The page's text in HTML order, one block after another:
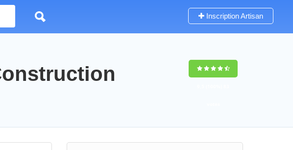
Inscription Artisan